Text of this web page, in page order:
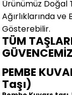
Ürünümüz Doğal
Ağırlıklarında ve
Gösterebilir.
TÜM
PEMBE
Taşı)